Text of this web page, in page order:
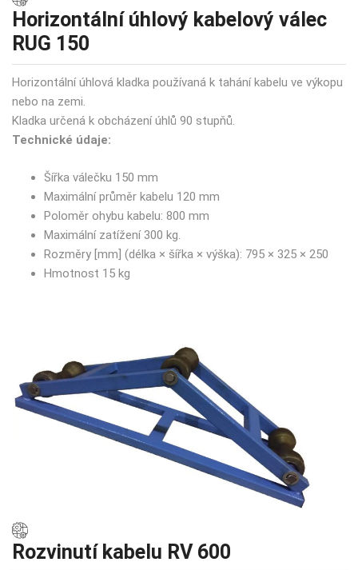
Horizontální úhlový kabelový válec
RUG 150
Horizontální úhlová kladka používaná k tahání kabelu ve výkopu
nebo na zemi.
Kladka určená k obcházení úhlů 90 stupňů.
Technické údaje:
Šířka válečku 150 mm
Maximální průměr kabelu 120 mm
Poloměr ohybu kabelu: 800 mm
Maximální zatížení 300 kg.
Rozměry [mm] (délka × šířka × výška): 795 × 325 × 250
Hmotnost 15 kg
Rozvinutí kabelu RV 600